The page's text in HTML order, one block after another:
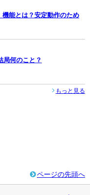
能とは？安定動作のため
局何のこと？
もっと見る
ページの先頭へ